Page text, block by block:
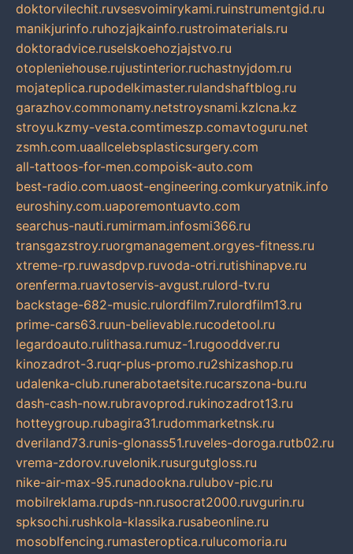
doktorvilechit.ruvsesvoimirykami.ruinstrumentgid.ru
manikjurinfo.ruhozjajkainfo.rustroimaterials.ru
doktoradvice.ruselskoehozjajstvo.ru
otopleniehouse.rujustinterior.ruchastnyjdom.ru
mojateplica.rupodelkimaster.rulandshaftblog.ru
garazhov.commonamy.netstroysnami.kzlcna.kz
stroyu.kzmy-vesta.comtimeszp.comavtoguru.net
zsmh.com.uaallcelebsplasticsurgery.com
all-tattoos-for-men.compoisk-auto.com
best-radio.com.uaost-engineering.comkuryatnik.info
euroshiny.com.uaporemontuavto.com
searchus-nauti.rumirmam.infosmi366.ru
transgazstroy.ruorgmanagement.orgyes-fitness.ru
xtreme-rp.ruwasdpvp.ruvoda-otri.rutishinapve.ru
orenferma.ruavtoservis-avgust.rulord-tv.ru
backstage-682-music.rulordfilm7.rulordfilm13.ru
prime-cars63.ruun-believable.rucodetool.ru
legardoauto.rulithasa.rumuz-1.rugooddver.ru
kinozadrot-3.ruqr-plus-promo.ru2shizashop.ru
udalenka-club.runerabotaetsite.rucarszona-bu.ru
dash-cash-now.rubravoprod.rukinozadrot13.ru
hotteygroup.rubagira31.rudommarketnsk.ru
dveriland73.runis-glonass51.ruveles-doroga.rutb02.ru
vrema-zdorov.ruvelonik.rusurgutgloss.ru
nike-air-max-95.runadookna.rulubov-pic.ru
mobilreklama.rupds-nn.rusocrat2000.ruvgurin.ru
spksochi.rushkola-klassika.rusabeonline.ru
mosoblfencing.rumasteroptica.rulucomoria.ru